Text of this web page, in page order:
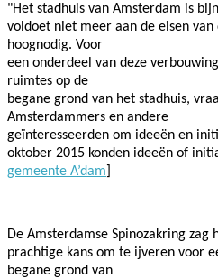
"Het stadhuis van Amsterdam is
voldoet niet meer aan de eisen
hoognodig. Voor
een onderdeel van deze
ruimtes op de
begane grond van het stadhuis,
Amsterdammers en andere
geïnteresseerden om ideeën en
oktober 2015 konden ideeën of
gemeente A’dam
De Amsterdamse Spinozakring
prachtige kans om te ijveren voor
begane grond van